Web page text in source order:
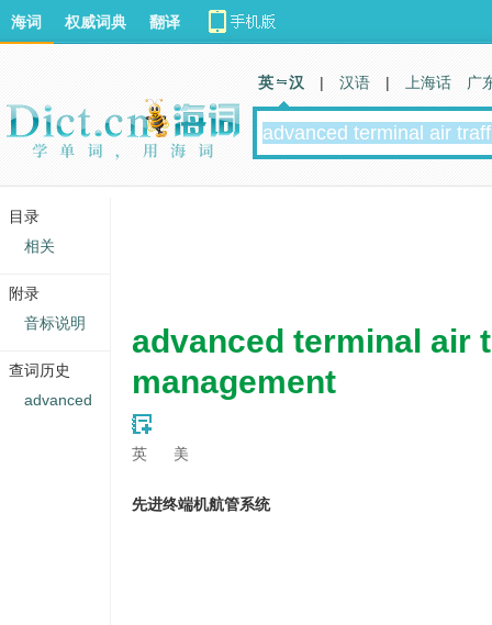
advanced terminal air
management
英 美
先进终端机航管系统
海词 权威词典 翻译
英 汉 | 汉语 | 上海话 广
目录
相关
附录
音标说明
查词历史
advanced